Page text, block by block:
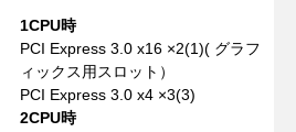
1CPU時
PCI Express 3.0 x16 ×2(1)( グラフ
ィックス用スロット）
PCI Express 3.0 x4 ×3(3)
2CPU時